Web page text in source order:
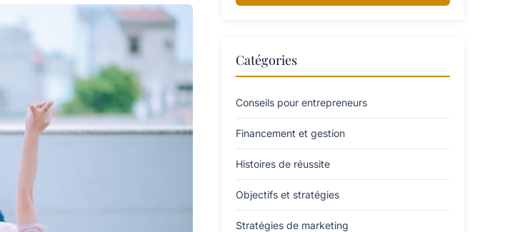
Catégories
Conseils pour entrepreneurs
Financement et gestion
Histoires de réussite
Objectifs et stratégies
Stratégies de marketing